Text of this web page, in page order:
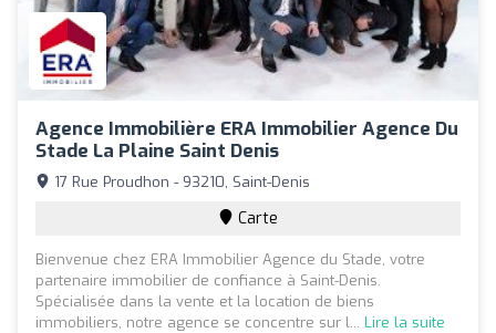
Agence Immobilière ERA Immobilier Agence Du
Stade La Plaine Saint Denis
17 Rue Proudhon - 93210, Saint-Denis
Carte
Bienvenue chez ERA Immobilier Agence du Stade, votre
partenaire immobilier de confiance à Saint-Denis.
Spécialisée dans la vente et la location de biens
immobiliers, notre agence se concentre sur l... Lire la suite